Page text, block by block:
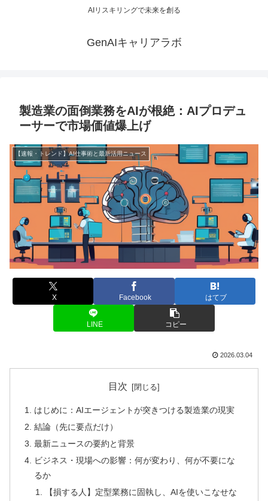
AIリスキリングで未来を創る
GenAIキャリアラボ
製造業の面倒業務をAIが根絶：AIプロデュ
ーサーで市場価値爆上げ
【速報・トレンド】AI仕事術と最新活用ニュース
X Facebook はてブ
LINE コピー
2026.03.04
目次
はじめに：AIエージェントが突きつける製造業の現実
結論（先に要点だけ）
最新ニュースの要約と背景
ビジネス・現場への影響：何が変わり、何が不要にな
るか
【損する人】定型業務に固執し、AIを使いこなせな